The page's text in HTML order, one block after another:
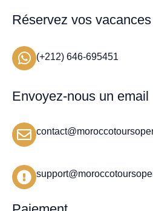
Réservez vos vacances
(+212) 646-695451
Envoyez-nous un email